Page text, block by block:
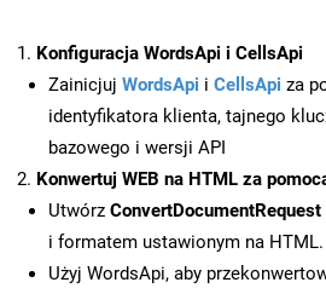
Konfiguracja WordsApi i CellsApi
Zainicjuj WordsApi i CellsApi za
identyfikatora klienta, tajnego
bazowego i wersji API
Konwertuj WEB na HTML za
Utwórz ConvertDocumentRequest
i formatem ustawionym na HTML.
Użyj WordsApi, aby